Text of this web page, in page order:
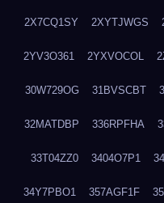
2X7CQ1SY 2XYTJWGS
2YV3O361 2YXVOCOL
30W729OG 31BVSCBT
32MATDBP 336RPFHA
33T04ZZ0 3404O7P1
34Y7PBO1 357AGF1F